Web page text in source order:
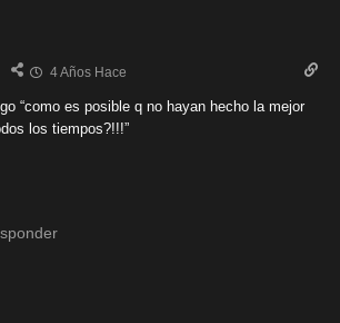
4 Años Hace
“como es posible q no hayan hecho la mejor
los tiempos?!!!”